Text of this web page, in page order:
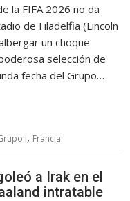
la FIFA 2026 no da
de Filadelfia (Lincoln
un choque
selección de
fecha del Grupo…
I, Francia
a Irak en el
intratable